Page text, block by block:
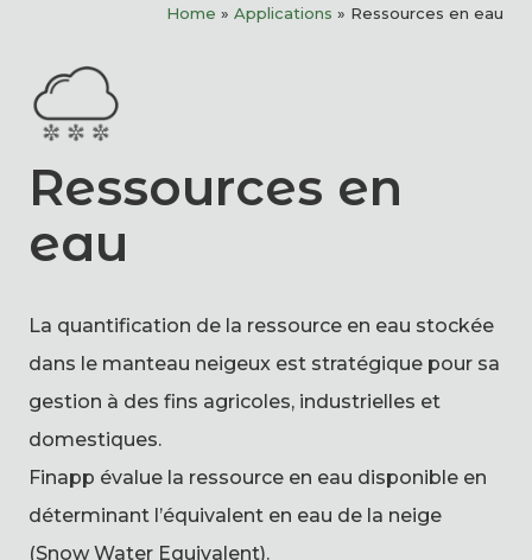
Home » Applications » Ressources en eau
Ressources en
eau
La quantification de la ressource en eau stockée
dans le manteau neigeux est stratégique pour sa
gestion à des fins agricoles, industrielles et
domestiques.
Finapp évalue la ressource en eau disponible en
déterminant l’équivalent en eau de la neige
(Snow Water Equivalent).